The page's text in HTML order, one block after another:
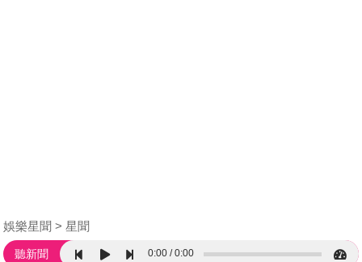
娛樂星聞 星聞
聽新聞 0:00 0:00